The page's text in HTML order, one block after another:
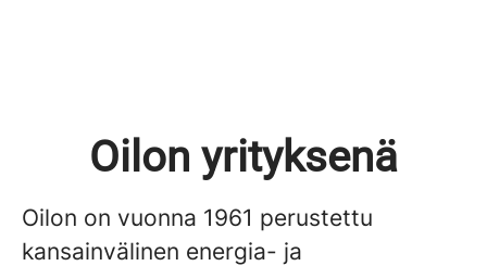
Oilon yrityksenä
Oilon on vuonna 1961 perustettu
kansainvälinen energia- ja